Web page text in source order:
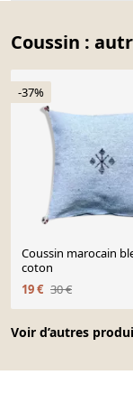
Coussin :
Voir d’autres
-37%
Coussin marocain
coton
19 € 30 €